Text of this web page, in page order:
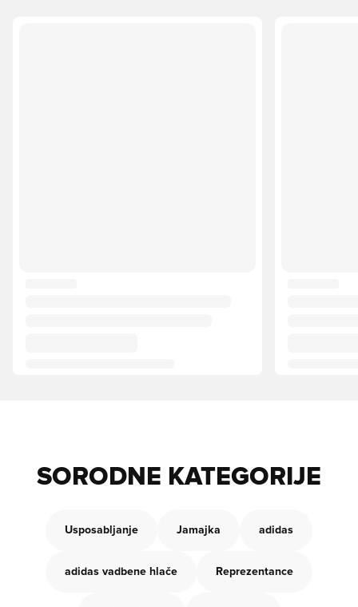
SORODNE KATEGORIJE
Usposabljanje Jamajka adidas
adidas vadbene hlače Reprezentance